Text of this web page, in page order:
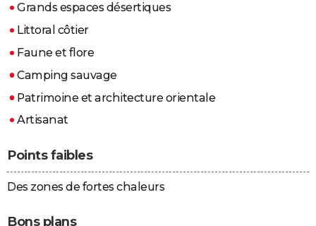
Grands espaces désertiques
Littoral côtier
Faune et flore
Camping sauvage
Patrimoine et architecture orientale
Artisanat
Points faibles
Des zones de fortes chaleurs
Bons plans